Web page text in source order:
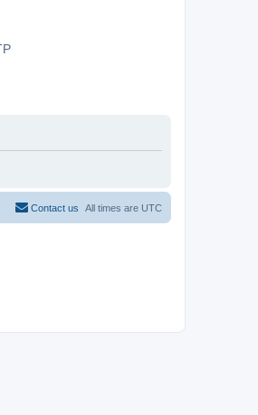
All times are UTC
Contact us